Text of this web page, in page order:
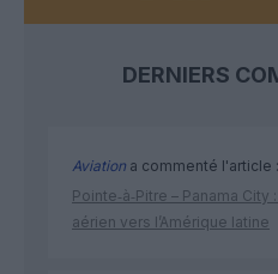
DERNIERS
Aviation a commenté l'article :
Pointe‑à‑Pitre – Panama
aérien vers l’Amérique latine